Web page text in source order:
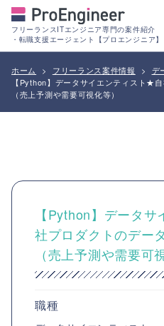
フリーランスITエンジニア専門の案件紹介
・転職支援エージェント【プロエンジニア】
ホーム > フリーランス案件情報 > デ
【Python】データサイエンティスト★
（売上予測や需要可視化等）
【Python】データ
社プロダクトのデー
（売上予測や需要可
職種